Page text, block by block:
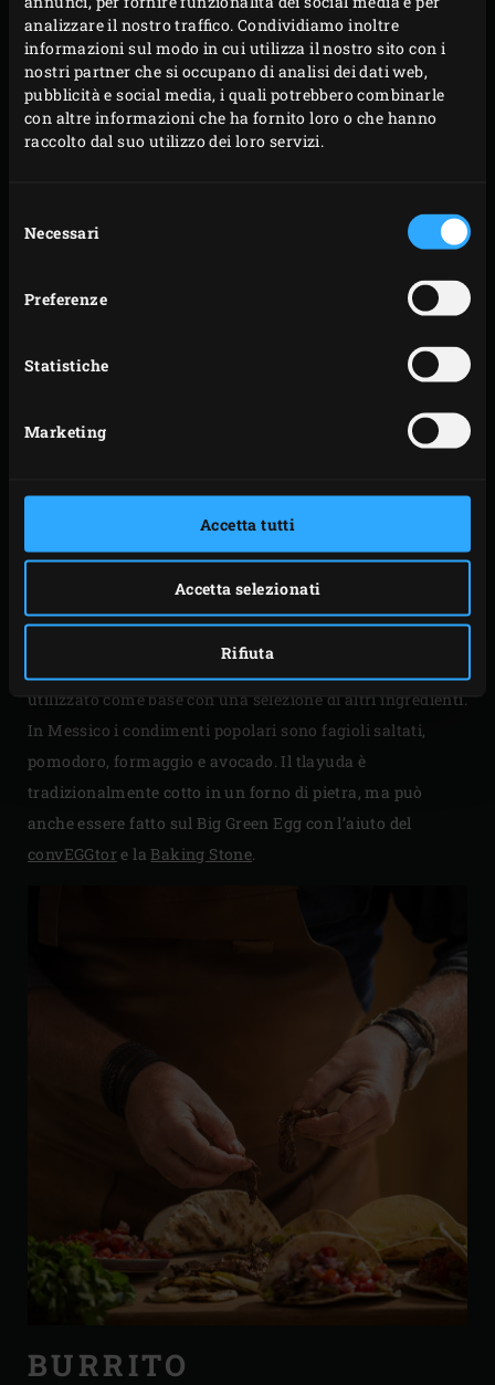
analizzare il nostro traffico. Condividiamo inoltre
informazioni sul modo in cui utilizza il nostro sito con i
nostri partner che si occupano di analisi dei dati web,
pubblicità e social media, i quali potrebbero combinarle
con altre informazioni che ha fornito loro o che hanno
raccolto dal suo utilizzo dei loro servizi.
delNecessari
Preferenze
Statistiche
Marketing
Accetta tutti
Accetta selezionati
Rifiuta
Griddle, tagliate questa gustosa tortilla a spicchi e servire,
ad esempio, come spuntino..
TLAYUDA
utilizzato come base con una selezione di altri ingredienti.
In Messico i condimenti popolari sono fagioli saltati,
pomodoro, formaggio e avocado. Il tlayuda è
tradizionalmente cotto in un forno di pietra, ma può
anche essere fatto sul Big Green Egg con l’aiuto del
convEGGtor e laBaking Stone
BURRITO